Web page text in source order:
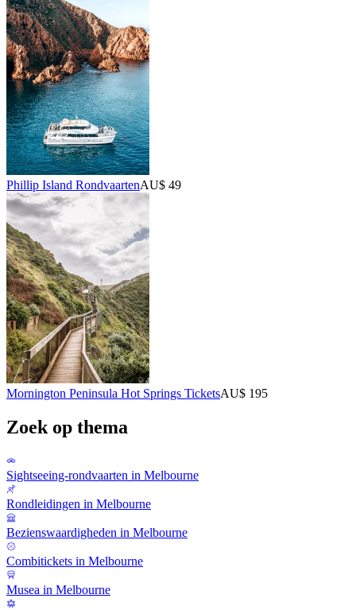
Phillip Island RondvaartenAU$ 49
Mornington Peninsula Hot Springs TicketsAU$ 195
Zoek op thema
Sightseeing-rondvaarten in Melbourne
Rondleidingen in Melbourne
Bezienswaardigheden in Melbourne
Combitickets in Melbourne
Musea in Melbourne